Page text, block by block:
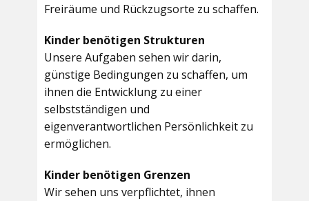
Freiräume und Rückzugsorte zu schaffen.
Kinder benötigen Strukturen
Unsere Aufgaben sehen wir darin,
günstige Bedingungen zu schaffen, um
ihnen die Entwicklung zu einer
selbstständigen und
eigenverantwortlichen Persönlichkeit zu
ermöglichen.
Kinder benötigen Grenzen
Wir sehen uns verpflichtet, ihnen